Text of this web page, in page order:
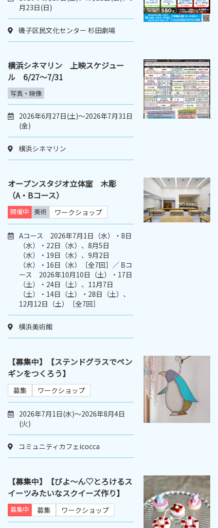
月23日(日)
磯子区民文化センター 杉田劇場
横浜シネマリン 上映スケジュー
ル 6/27～7/31
写真・映像
2026年6月27日(土)～2026年7月31日
(金)
横浜シネマリン
オープンスタジオ立体室 木彫
（A・Bコース）
開催中 美術 ワークショップ
Aコース 2026年7月1日（水）・8日
（水）・22日（水）、8月5日
（水）・19日（水）、9月2日
（水）・16日（水）［全7回］／ Bコ
ース 2026年10月10日（土）・17日
（土）・24日（土）、11月7日
（土）・14日（土）・28日（土）、
12月12日（土）［全7回］
横浜美術館
【募集中】【ステンドグラスでペン
ギンをつくろう】
募集 ワークショップ
2026年7月1日(水)～2026年8月4日
(火)
コミュニティカフェicocca
【募集中】【びよ～ん♡とろけるス
イーツみたいなスクイーズ作り】
募集中 募集 ワークショップ